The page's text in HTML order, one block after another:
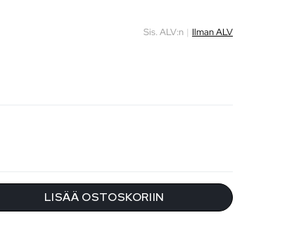
Sis. ALV:n | Ilman ALV
LISÄÄ OSTOSKORIIN